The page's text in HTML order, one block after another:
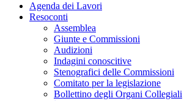
Agenda dei Lavori
Resoconti
Assemblea
Giunte e Commissioni
Audizioni
Indagini conoscitive
Stenografici delle Commissioni
Comitato per la legislazione
Bollettino degli Organi Collegiali